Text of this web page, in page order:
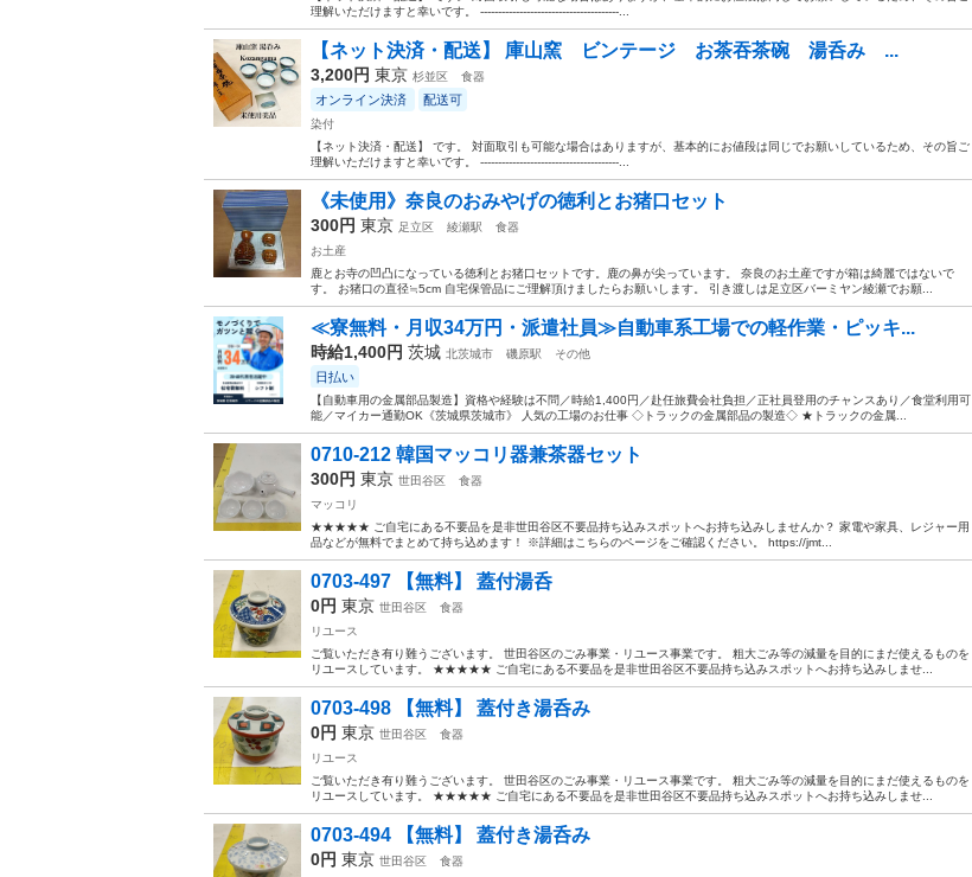
理解いただけますと幸いです。 ---------------------------------------...
【ネット決済・配送】 庫山窯 ビンテージ お茶吞茶碗 湯呑み ...
3,200円 東京 杉並区 食器
オンライン決済 配送可
染付
【ネット決済・配送】 です。 対面取引も可能な場合はありますが、基本的にお値段は同じでお願いしているため、その旨ご
理解いただけますと幸いです。 ---------------------------------------...
《未使用》奈良のおみやげの徳利とお猪口セット
300円 東京 足立区 綾瀬駅
食器
お土産
鹿とお寺の凹凸になっている徳利とお猪口セットです。鹿の鼻が尖っています。 奈良のお土産ですが箱は綺麗ではないで
す。 お猪口の直径≒5cm 自宅保管品にご理解頂けましたらお願いします。 引き渡しは足立区バーミヤン綾瀬でお願...
≪寮無料・月収34万円・派遣社員≫自動車系工場での軽作業・ピッキ...
時給1,400円 茨城 北茨城市 磯原駅 その他
日払い
【自動車用の金属部品製造】資格や経験は不問／時給1,400円／赴任旅費会社負担／正社員登用のチャンスあり／食堂利用可
能／マイカー通勤OK《茨城県茨城市》 人気の工場のお仕事 ◇トラックの金属部品の製造◇ ★トラックの金属...
0710-212 韓国マッコリ器兼茶器セット
300円 東京 世田谷区
食器
マッコリ
★★★★★ ご自宅にある不要品を是非世田谷区不要品持ち込みスポットへお持ち込みしませんか？ 家電や家具、レジャー用
品などが無料でまとめて持ち込めます！ ※詳細はこちらのページをご確認ください。 https://jmt...
0703-497 【無料】 蓋付湯呑
0円 東京 世田谷区
食器
リユース
ご覧いただき有り難うございます。 世⽥⾕区のごみ事業・リユース事業です。 粗⼤ごみ等の減量を⽬的にまだ使えるものを
リユースしています。 ★★★★★ ご自宅にある不要品を是非世田谷区不要品持ち込みスポットへお持ち込みしませ...
0703-498 【無料】 蓋付き湯呑み
0円 東京 世田谷区
食器
リユース
ご覧いただき有り難うございます。 世⽥⾕区のごみ事業・リユース事業です。 粗⼤ごみ等の減量を⽬的にまだ使えるものを
リユースしています。 ★★★★★ ご自宅にある不要品を是非世田谷区不要品持ち込みスポットへお持ち込みしませ...
0703-494 【無料】 蓋付き湯呑み
0円 東京 世田谷区 食器